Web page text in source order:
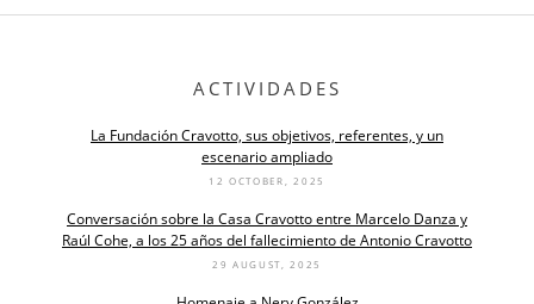
ACTIVIDADES
La Fundación Cravotto, sus objetivos, referentes, y un
escenario ampliado
12 OCTOBER, 2025
Conversación sobre la Casa Cravotto entre Marcelo Danza y
Raúl Cohe, a los 25 años del fallecimiento de Antonio Cravotto
29 AUGUST, 2025